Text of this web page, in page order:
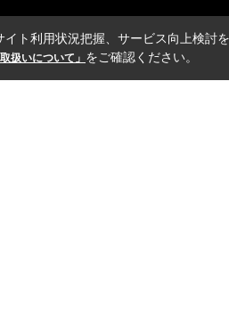
イト利用状況把握、サービス向上検討
扱いについて」 をご確認ください。